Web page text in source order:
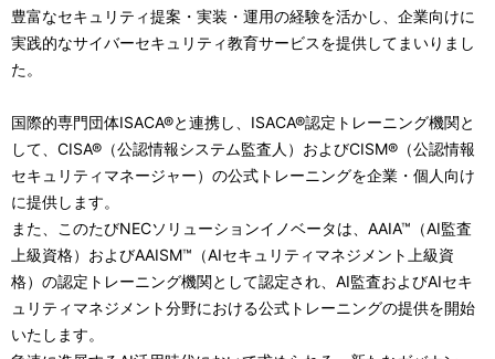
豊富なセキュリティ提案・実装・運用の経験を活かし、企業向けに
実践的なサイバーセキュリティ教育サービスを提供してまいりまし
た。
国際的専門団体ISACA®と連携し、ISACA®認定トレーニング機関と
して、CISA®（公認情報システム監査人）およびCISM®（公認情報
セキュリティマネージャー）の公式トレーニングを企業・個人向け
に提供します。
また、このたびNECソリューションイノベータは、AAIA™（AI監査
上級資格）およびAAISM™（AIセキュリティマネジメント上級資
格）の認定トレーニング機関として認定され、AI監査およびAIセキ
ュリティマネジメント分野における公式トレーニングの提供を開始
いたします。